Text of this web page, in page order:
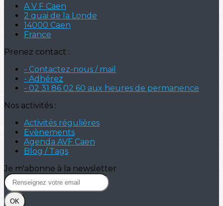
A V F Caen
2 quai de la Londe
14000 Caen
France
Prenez contact :
- Contactez-nous / mail
- Adhérez
- 02 31 86 02 60 aux heures de permanence
Nos activités :
Activités régulières
Evènements
Agenda AVF Caen
Blog / Tags
Je m'abonne à la newsletter
OK